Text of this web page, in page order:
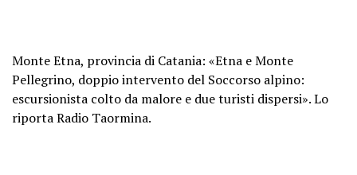
Monte Etna, provincia di Catania: «Etna e Monte
Pellegrino, doppio intervento del Soccorso alpino:
escursionista colto da malore e due turisti dispersi». Lo
riporta Radio Taormina.